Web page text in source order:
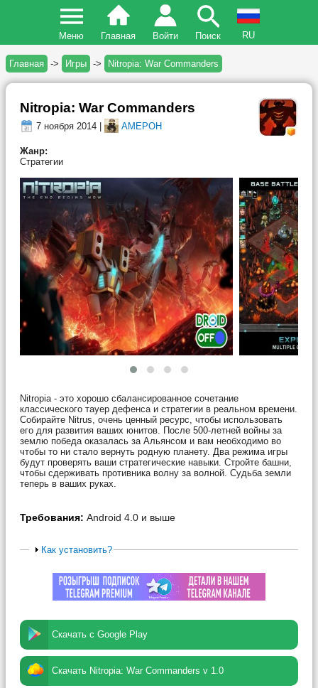
Меню Главная Войти Поиск RU
Главная -> Игры -> Nitropia: War Commanders
Nitropia: War Commanders
7 ноября 2014 | AMEPOH
Жанр:
Стратегии
Nitropia - это хорошо сбалансированное сочетание
классического тауер дефенса и стратегии в реальном времени.
Собирайте Nitrus, очень ценный ресурс, чтобы использовать
его для развития ваших юнитов. После 500-летней войны за
землю победа оказалась за Альянсом и вам необходимо во
чтобы то ни стало вернуть родную планету. Два режима игры
будут проверять ваши стратегические навыки. Стройте башни,
чтобы сдерживать противника волну за волной. Судьба земли
теперь в ваших руках.
Требования: Android 4.0 и выше
Как установить?
Скачать с Google Play
Скачать Nitropia: War Commanders v 1.0